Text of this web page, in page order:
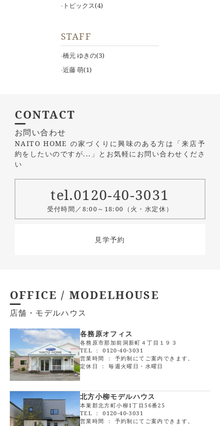
トピックス(4)
STAFF
橋元 ゆきの(3)
近藤 萌(1)
CONTACT
お問い合わせ
NAITO HOME の家づくりに興味のある方は 「来店予
約をしたいのですが...」とお気軽にお問い合わせくださ
い
tel.0120-40-3031
受付時間／8:00～18:00（火・水定休）
見学予約
OFFICE / MODELHOUSE
店舗・モデルハウス
各務原オフィス
各務原市那加前洞新町４丁目１９３
TEL ：0120-40-3031
営業時間 ： 予約制にてご案内できます。
定休日 ： 毎週火曜日・水曜日
北方小柳モデルハウス
本巣郡北方町小柳1丁目56番25
TEL ：0120-40-3031
営業時間 ： 予約制にてご案内できます。